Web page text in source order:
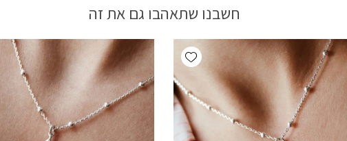
חשבנו שתאהבו גם את זה
Add wishlist